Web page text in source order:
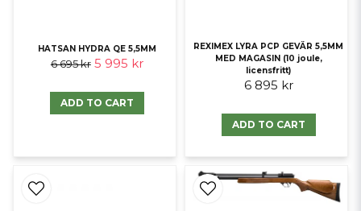
HATSAN HYDRA QE 5,5MM
6 695 kr 5 995 kr
ADD TO CART
REXIMEX LYRA PCP GEVÄR 5,5MM
MED MAGASIN (10 joule,
licensfritt)
6 895 kr
ADD TO CART